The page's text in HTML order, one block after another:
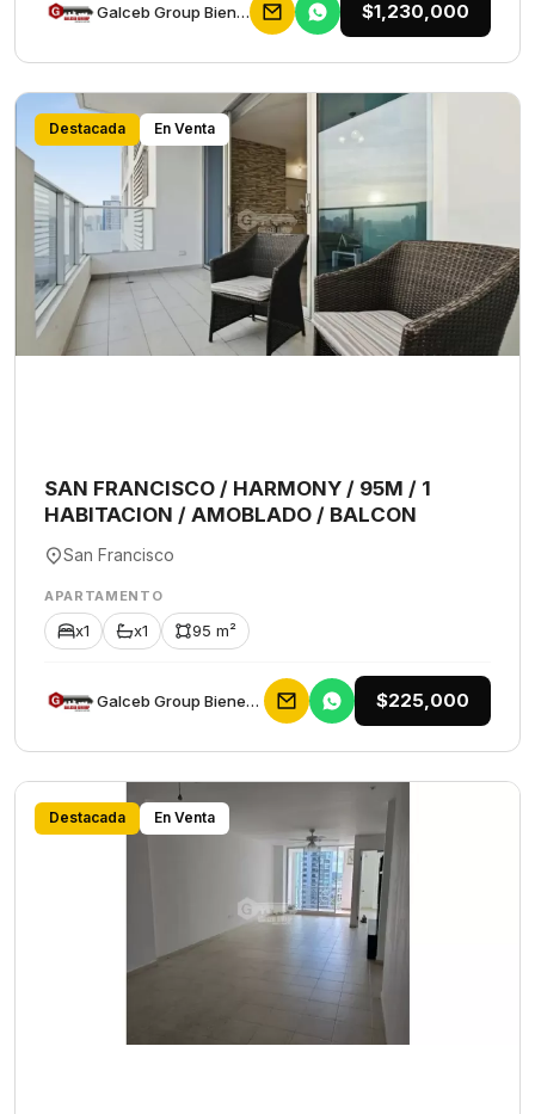
Galceb Group Bienes Raices $1,230,000
Destacada En Venta
SAN FRANCISCO / HARMONY / 95M / 1
HABITACION / AMOBLADO / BALCON
San Francisco
APARTAMENTO
x1 x1 95 m²
Galceb Group Bienes Raices $225,000
Destacada En Venta